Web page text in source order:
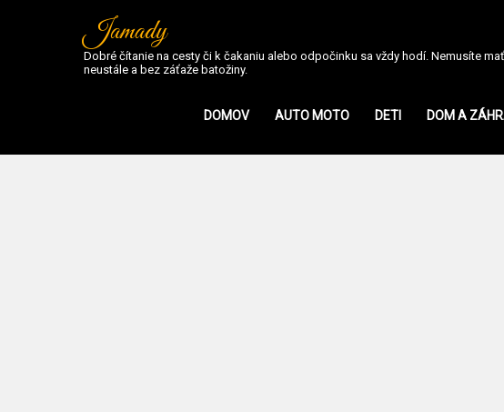
Jamady
Dobré čítanie na cesty či k čakaniu alebo odpočinku sa vždy hodí. Nemusíte
neustále a bez záťaže batožiny.
DOMOV AUTO MOTO DETI DOM A